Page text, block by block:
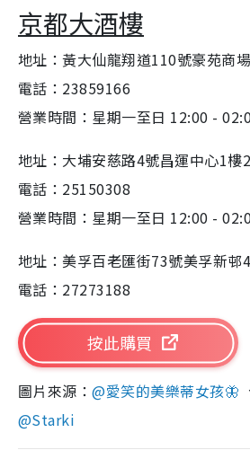
京都大酒樓
地址：黃大仙龍翔道110號豪苑商
電話：23859166
營業時間：星期一至日 12:00 -
地址：大埔安慈路4號昌運中心1
電話：25150308
營業時間：星期一至日 12:00 -
地址：美孚百老匯街73號美孚新邨
電話：27273188
按此購買
圖片來源：@愛笑的美樂蒂女孩🦋
@Starki